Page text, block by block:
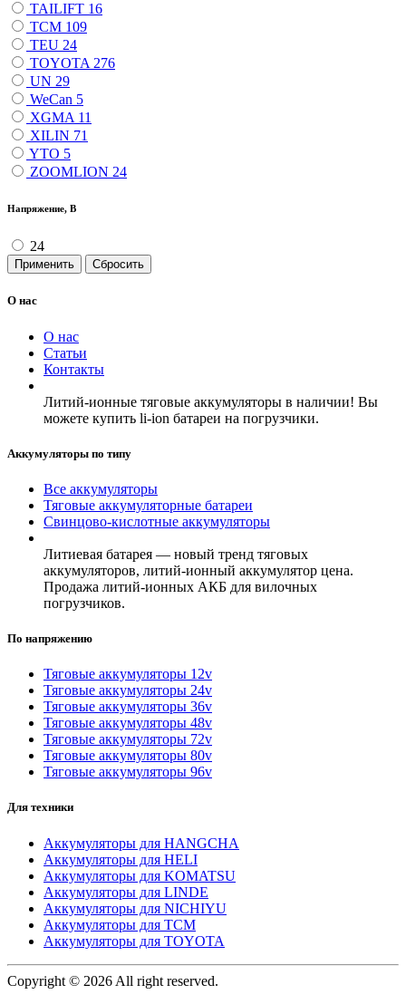
TAILIFT 16
TCM 109
TEU 24
TOYOTA 276
UN 29
WeCan 5
XGMA 11
XILIN 71
YTO 5
ZOOMLION 24
Напряжение, В
24
Применить Сбросить
О нас
О нас
Статьи
Контакты
Литий-ионные тяговые аккумуляторы в наличии! Вы
можете купить li-ion батареи на погрузчики.
Аккумуляторы по типу
Все аккумуляторы
Тяговые аккумуляторные батареи
Свинцово-кислотные аккумуляторы
Литиевая батарея — новый тренд тяговых
аккумуляторов, литий-ионный аккумулятор цена.
Продажа литий-ионных АКБ для вилочных
погрузчиков.
По напряжению
Тяговые аккумуляторы 12v
Тяговые аккумуляторы 24v
Тяговые аккумуляторы 36v
Тяговые аккумуляторы 48v
Тяговые аккумуляторы 72v
Тяговые аккумуляторы 80v
Тяговые аккумуляторы 96v
Для техники
Аккумуляторы для HANGCHA
Аккумуляторы для HELI
Аккумуляторы для KOMATSU
Аккумуляторы для LINDE
Аккумуляторы для NICHIYU
Аккумуляторы для TCM
Аккумуляторы для TOYOTA
Copyright © 2026 All right reserved.